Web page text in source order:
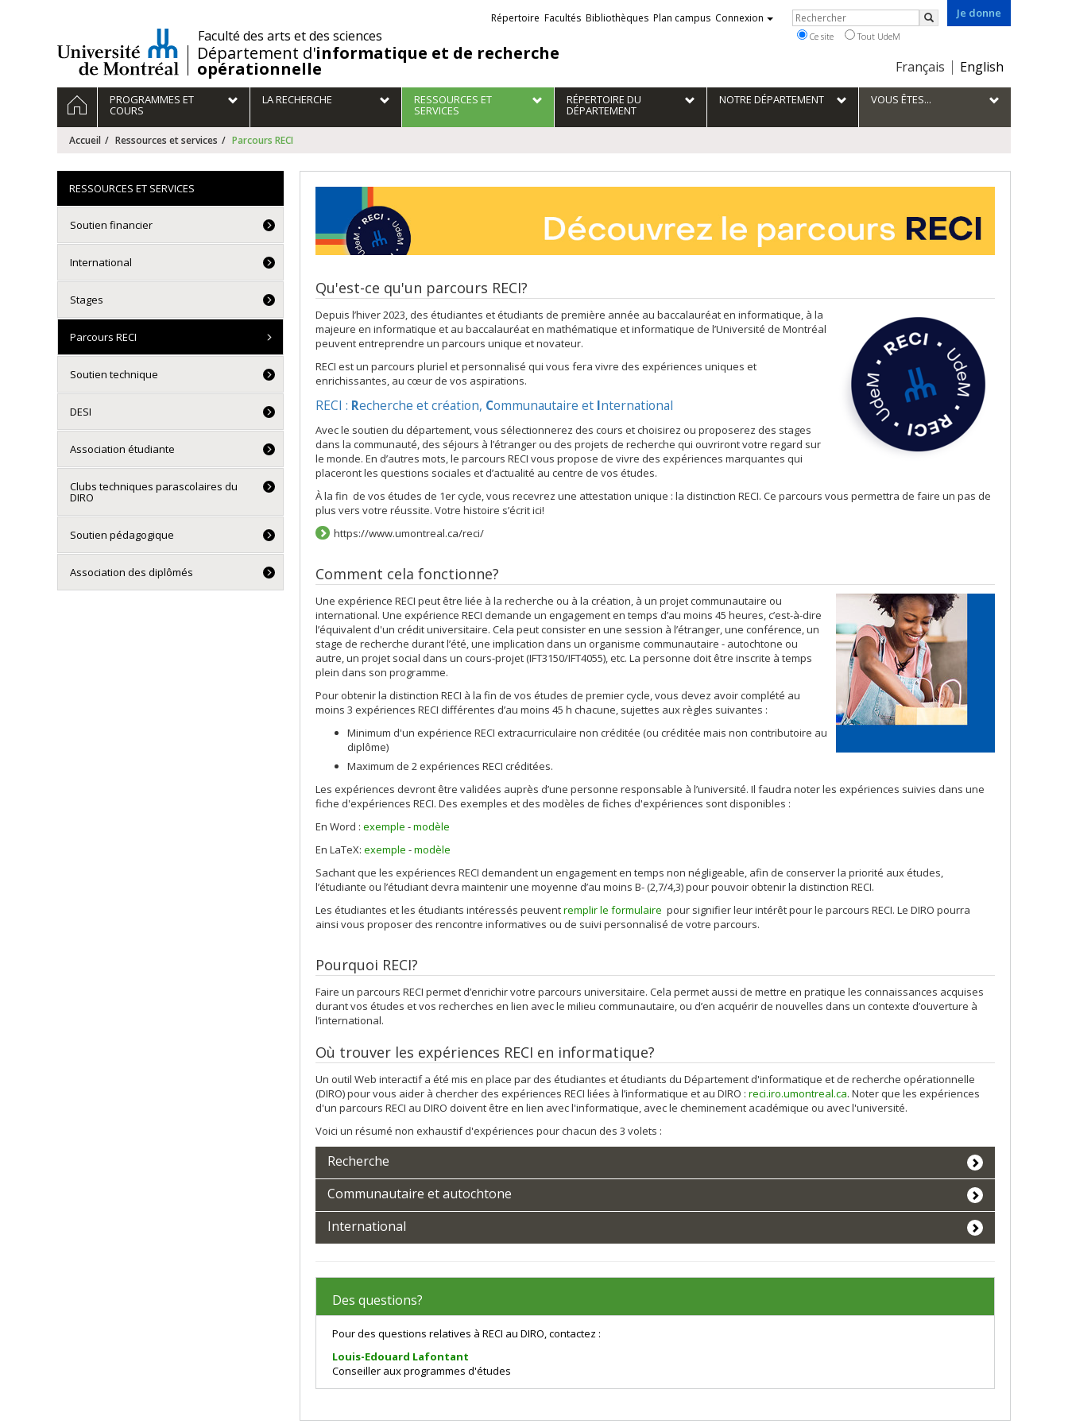
/Faculté des arts et des sciences
Département d'informatique et de recherche
opérationnelle
Je donne
Choix
la
langue
Français English
Liens
externes
Répertoire Facultés Bibliothèques Plan campus Connexion Rechercher
Rechercher
Ce site Tout UdeM
Navigation
principale
ACCUEILPROGRAMMES ET
COURS
LA RECHERCHE RESSOURCES ET
SERVICES
RÉPERTOIRE DU
DÉPARTEMENT
NOTRE DÉPARTEMENT VOUS ÊTES...
Accueil Ressources et services Parcours RECI
Qu'est-ce qu'un parcours RECI?
Depuis l’hiver 2023, des étudiantes et étudiants de première année au baccalauréat en informatique, à la
majeure en informatique et au baccalauréat en mathématique et informatique de l’Université de Montréal
peuvent entreprendre un parcours unique et novateur.
RECI est un parcours pluriel et personnalisé qui vous fera vivre des expériences uniques et
enrichissantes, au cœur de vos aspirations.
RECI : Recherche et création, Communautaire et International
Avec le soutien du département, vous sélectionnerez des cours et choisirez ou proposerez des stages
dans la communauté, des séjours à l’étranger ou des projets de recherche qui ouvriront votre regard sur
le monde. En d’autres mots, le parcours RECI vous propose de vivre des expériences marquantes qui
placeront les questions sociales et d’actualité au centre de vos études.
À la fin de vos études de 1er cycle, vous recevrez une attestation unique : la distinction RECI. Ce parcours vous permettra de faire un pas de
plus vers votre réussite. Votre histoire s’écrit ici!
https://www.umontreal.ca/reci/
Comment cela fonctionne?
Une expérience RECI peut être liée à la recherche ou à la création, à un projet communautaire ou
international. Une expérience RECI demande un engagement en temps d’au moins 45 heures, c’est-à-dire
l’équivalent d'un crédit universitaire. Cela peut consister en une session à l’étranger, une conférence, un
stage de recherche durant l’été, une implication dans un organisme communautaire - autochtone ou
autre, un projet social dans un cours-projet (IFT3150/IFT4055), etc. La personne doit être inscrite à temps
plein dans son programme.
Pour obtenir la distinction RECI à la fin de vos études de premier cycle, vous devez avoir complété au
moins 3 expériences RECI différentes d’au moins 45 h chacune, sujettes aux règles suivantes :
Minimum d'un expérience RECI extracurriculaire non créditée (ou créditée mais non contributoire au
diplôme)
Maximum de 2 expériences RECI créditées.
Les expériences devront être validées auprès d’une personne responsable à l’université. Il faudra noter les expériences suivies dans une
fiche d'expériences RECI. Des exemples et des modèles de fiches d'expériences sont disponibles :
En Word : exemple -modèle
En LaTeX: exemple -modèle
Sachant que les expériences RECI demandent un engagement en temps non négligeable, afin de conserver la priorité aux études,
l’étudiante ou l’étudiant devra maintenir une moyenne d’au moins B- (2,7/4,3) pour pouvoir obtenir la distinction RECI.
Les étudiantes et les étudiants intéressés peuventremplir le formulaire pour signifier leur intérêt pour le parcours RECI. Le DIRO pourra
ainsi vous proposer des rencontre informatives ou de suivi personnalisé de votre parcours.
Pourquoi RECI?
Faire un parcours RECI permet d’enrichir votre parcours universitaire. Cela permet aussi de mettre en pratique les connaissances acquises
durant vos études et vos recherches en lien avec le milieu communautaire, ou d’en acquérir de nouvelles dans un contexte d’ouverture à
l’international.
Où trouver les expériences RECI en informatique?
Un outil Web interactif a été mis en place par des étudiantes et étudiants du Département d'informatique et de recherche opérationnelle
(DIRO) pour vous aider à chercher des expériences RECI liées à l’informatique et au DIRO : reci.iro.umontreal.ca. Noter que les expériences
d'un parcours RECI au DIRO doivent être en lien avec l'informatique, avec le cheminement académique ou avec l'université.
Voici un résumé non exhaustif d'expériences pour chacun des 3 volets :
Recherche
Communautaire et autochtone
International
Des questions?
Pour des questions relatives à RECI au DIRO, contactez :
Louis-Edouard Lafontant
Conseiller aux programmes d'études
RESSOURCES ET SERVICES
Soutien financier
International
Stages
Parcours RECI
Soutien technique
DESI
Association étudiante
Clubs techniques parascolaires du
DIRO
Soutien pédagogique
Association des diplômés